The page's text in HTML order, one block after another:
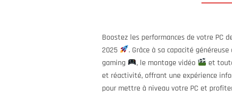
Boostez les performances de votre PC
2025
. Grâce à sa capacité généreuse
gaming
, le montage vidéo et
et réactivité, offrant une expérience
pour mettre à niveau votre PC et